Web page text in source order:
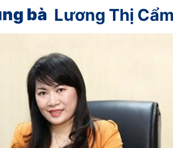
bà Lương Thị